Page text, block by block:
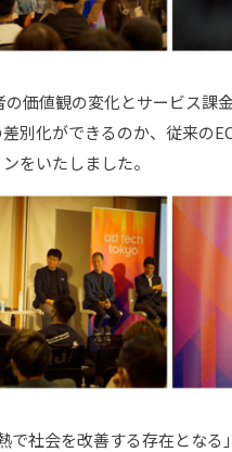
価値観の変化とサービス課
別化ができるのか、従来の
をいたしました。
社会を改善する存在となる